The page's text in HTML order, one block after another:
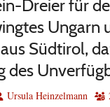
Dreier für
Ungarn
Südtirol,
des
Ursula Heinzelmann